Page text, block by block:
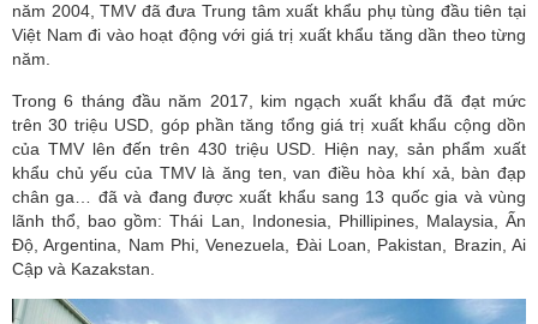
năm 2004, TMV đã đưa Trung tâm xuất khẩu phụ tùng đầu tiên tại
Việt Nam đi vào hoạt động với giá trị xuất khẩu tăng dần theo từng
năm.
Trong 6 tháng đầu năm 2017, kim ngạch xuất khẩu đã đạt mức
trên 30 triệu USD, góp phần tăng tổng giá trị xuất khẩu cộng dồn
của TMV lên đến trên 430 triệu USD. Hiện nay, sản phẩm xuất
khẩu chủ yếu của TMV là ăng ten, van điều hòa khí xả, bàn đạp
chân ga… đã và đang được xuất khẩu sang 13 quốc gia và vùng
lãnh thổ, bao gồm: Thái Lan, Indonesia, Phillipines, Malaysia, Ấn
Độ, Argentina, Nam Phi, Venezuela, Đài Loan, Pakistan, Brazin, Ai
Cập và Kazakstan.